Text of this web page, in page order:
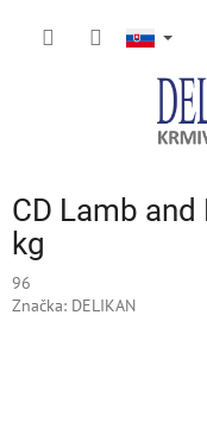
CD Lamb
kg
96
Značka: DELIKAN